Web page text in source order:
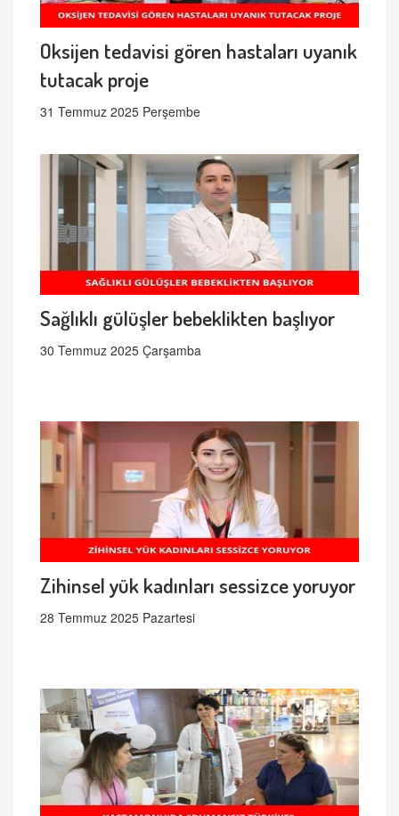
Oksijen tedavisi gören hastaları uyanık
tutacak proje
31 Temmuz 2025 Perşembe
Sağlıklı gülüşler bebeklikten başlıyor
30 Temmuz 2025 Çarşamba
Zihinsel yük kadınları sessizce yoruyor
28 Temmuz 2025 Pazartesi